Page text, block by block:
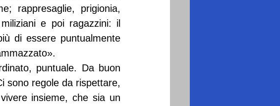
rappresaglie, prigionia,
e poi ragazzini: il
di essere puntualmente
puntuale. Da buon
sono regole da rispettare,
insieme, che sia un